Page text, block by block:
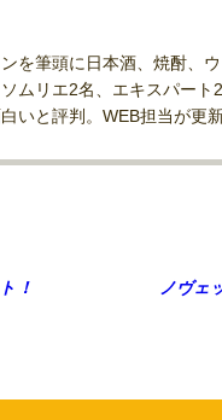
を筆頭に日本酒、焼酎、
ムリエ2名、エキスパー
いと評判。WEB担当が更
！
ノヴェ